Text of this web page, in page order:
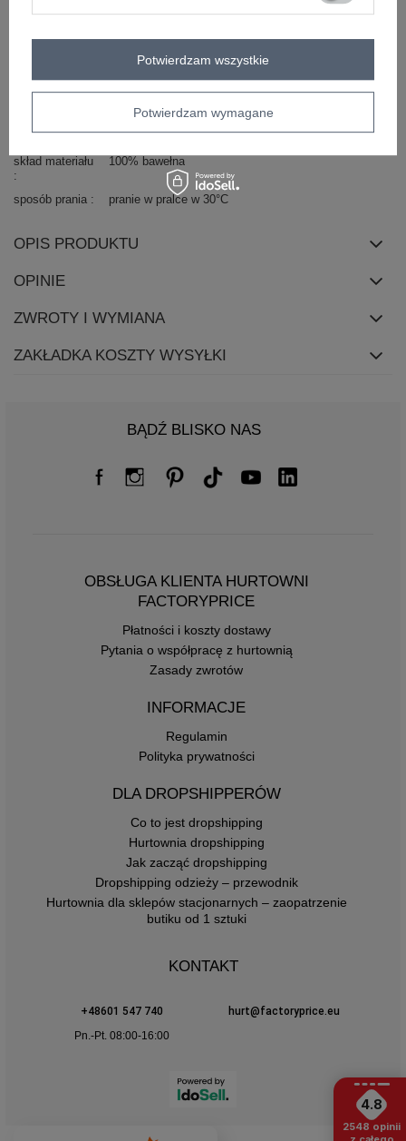
materiał
bawełna
dodatkowe
cyrkonie
skład materiału 100% bawełna
sposób prania pranie w pralce w 30°C
OPIS PRODUKTU
OPINIE
ZWROTY I WYMIANA
ZAKŁADKA KOSZTY WYSYŁKI
BĄDŹ BLISKO NAS
OBSŁUGA KLIENTA HURTOWNI
FACTORYPRICE
Płatności i koszty dostawy
Pytania o współpracę z hurtownią
Zasady zwrotów
INFORMACJE
Regulamin
Polityka prywatności
DLA DROPSHIPPERÓW
Co to jest dropshipping
Hurtownia dropshipping
Jak zacząć dropshipping
Dropshipping odzieży – przewodnik
Hurtownia dla sklepów stacjonarnych – zaopatrzenie
butiku od 1 sztuki
KONTAKT
+48601 547 740
hurt@factoryprice.eu
Pn.-Pt. 08:00-16:00
4.8
2548 opinii
Potwierdzam wymagane
Potwierdzam wszystkie